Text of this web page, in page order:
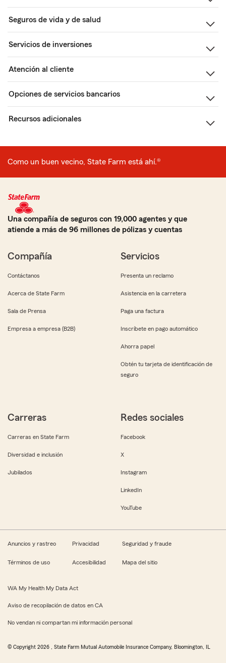
Seguros de vida y de salud
Servicios de inversiones
Atención al cliente
Opciones de servicios bancarios
Recursos adicionales
Como un buen vecino, State Farm está ahí.®
Una compañía de seguros con 19,000 agentes y que
atiende a más de 96 millones de pólizas y cuentas
Compañía
Contáctanos
Acerca de State Farm
Sala de Prensa
Empresa a empresa (B2B)
Servicios
Presenta un reclamo
Asistencia en la carretera
Paga una factura
Inscríbete en pago automático
Ahorra papel
Obtén tu tarjeta de identificación de
seguro
Carreras
Carreras en State Farm
Diversidad e inclusión
Jubilados
Redes sociales
Facebook
X
Instagram
LinkedIn
YouTube
Anuncios y rastreo Privacidad Seguridad y fraude
Términos de uso Accesibilidad Mapa del sitio
WA My Health My Data Act
Aviso de recopilación de datos en CA
No vendan ni compartan mi información personal
© Copyright 2026 , State Farm Mutual Automobile Insurance Company, Bloomington, IL